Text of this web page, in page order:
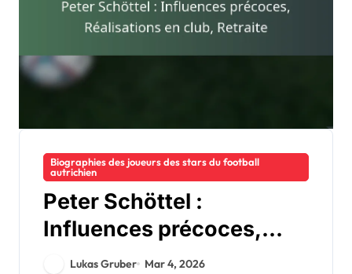
Biographies des joueurs des stars du football
autrichien
Peter Schöttel :
Influences précoces,
Réalisations en club,
Lukas Gruber Mar 4, 2026